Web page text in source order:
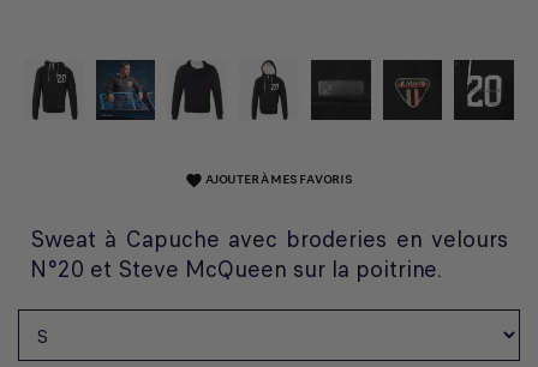
favorite AJOUTER À MES FAVORIS
Sweat à Capuche avec broderies en velours
N°20 et Steve McQueen sur la poitrine.